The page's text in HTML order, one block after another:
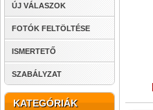
ÚJ VÁLASZOK
FOTÓK FELTÖLTÉSE
ISMERTETŐ
SZABÁLYZAT
KATEGÓRIÁK